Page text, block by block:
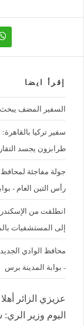
إقرأ ايضا
السفير المضف يبحث
سفير تركيا
طرابزون يجسد
جولة مفاجئة
رأس التين العام -
انطلقت من
إلى المستشفيات
محافظ الوادي
- بوابة المدينة برس
عزيزي الزائر
اليوم وزير